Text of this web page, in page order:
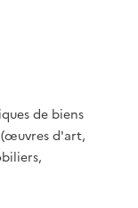
de biens
(œuvres d'art,